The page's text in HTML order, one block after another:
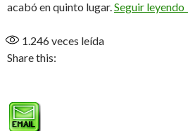
acabó en quinto lugar. Seguir leyendo
1.246veces leída
Share this: